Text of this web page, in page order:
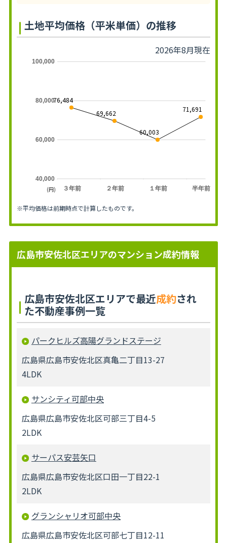
土地平均価格（平米単価）の推移
2026年8月現在
３年前 ２年前 １年前 半年前
40,000
60,000
80,000
100,000
76,484
69,662
60,003
71,691
(円)
※平均価格は前期時点で計算したものです。
広島市安佐北区エリアのマンション成約情報
広島市安佐北区エリアで最近成約され
た不動産事例一覧
パークヒルズ高陽グランドステージ
広島県広島市安佐北区真亀二丁目13-27
4LDK
サンシティ可部中央
広島県広島市安佐北区可部三丁目4-5
2LDK
サーパス安芸矢口
広島県広島市安佐北区口田一丁目22-1
2LDK
グランシャリオ可部中央
広島県広島市安佐北区可部七丁目12-11